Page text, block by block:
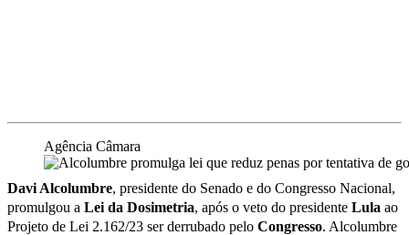
Agência Câmara
Davi Alcolumbre, presidente do Senado e do Congresso Nacional,
promulgou a Lei da Dosimetria, após o veto do presidente Lula ao
Projeto de Lei 2.162/23 ser derrubado pelo Congresso. Alcolumbre